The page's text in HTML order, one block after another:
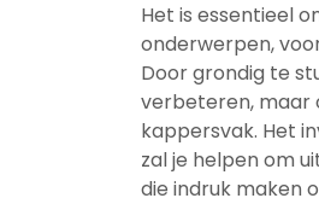
Het is essentieel
onderwerpen,
Door grondig te
verbeteren, maar
kappersvak. Het
zal je helpen om
die indruk maken